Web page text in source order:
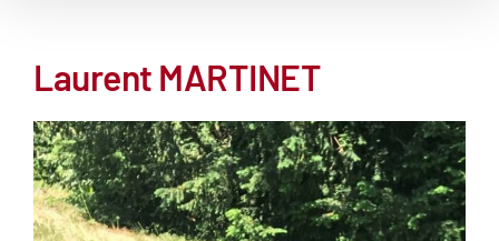
Laurent MARTINET
Voir
l'image
agrandie